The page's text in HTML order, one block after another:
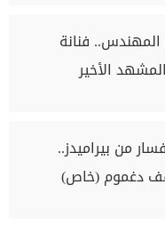
فنانة
الأخير
من بيراميدز..
دغموم (خاص)